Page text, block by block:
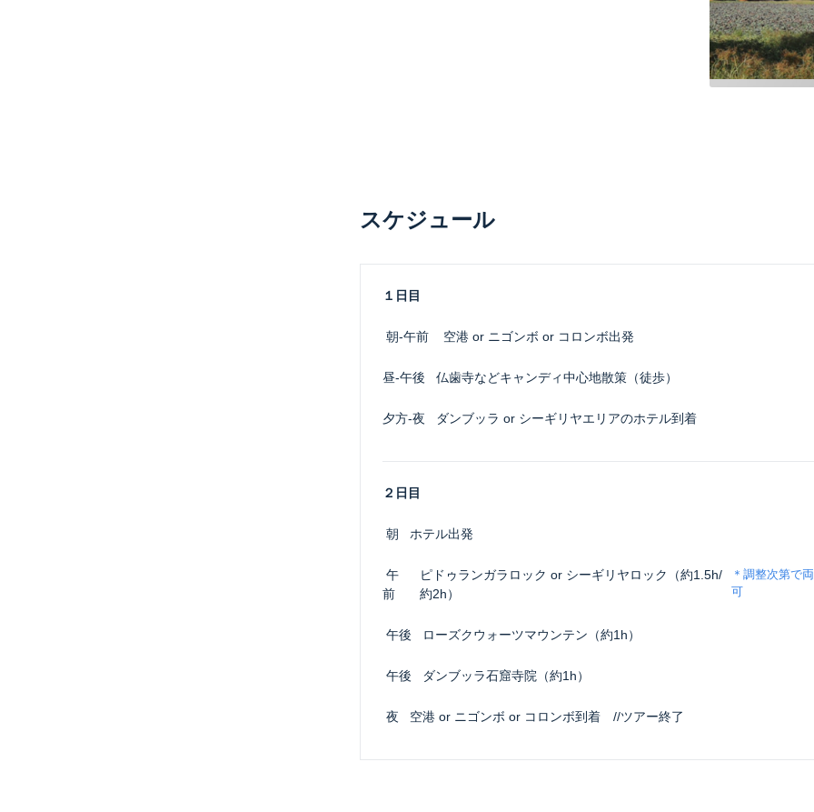
スケジュール
１日目
朝-午前 空港 or ニゴンボ or コロンボ出発
昼-午後 仏歯寺などキャンディ中心地散策（徒歩）
夕方-夜 ダンブッラ or シーギリヤエリアのホテル到着
２日目
朝 ホテル出発
前
ピドゥランガラロック or シーギリヤロック（約1.5h/
約2h）
＊調整次第で
可
午後 ローズクウォーツマウンテン（約1h）
午後 ダンブッラ石窟寺院（約1h）
夜 空港 or ニゴンボ or コロンボ到着 //ツアー終了